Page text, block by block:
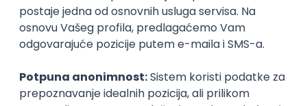
Istaknuti poslodavci